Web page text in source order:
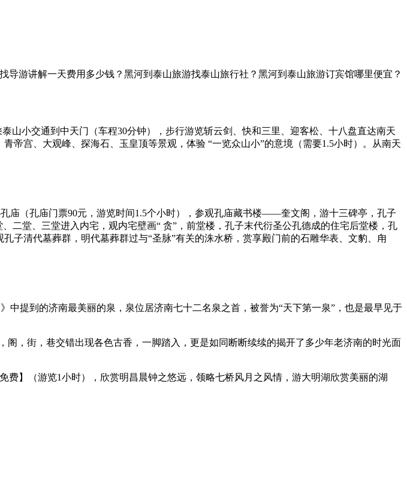
游讲解一天费用多少钱？黑河到泰山旅游找泰山旅行社？黑河到泰山旅游订宾馆哪里便宜？
山小交通到中天门（车程30分钟），步行游览斩云剑、快和三里、迎客松、十八盘直达南天
帝宫、大观峰、探海石、玉皇顶等景观，体验 “一览众山小”的意境（需要1.5小时）。从南天
庙（孔庙门票90元，游览时间1.5个小时），参观孔庙藏书楼——奎文阁，游十三碑亭，孔子
堂、三堂进入内宅，观内宅壁画“ 贪”，前堂楼，孔子末代衍圣公孔德成的住宅后堂楼，孔
清代墓葬群，明代墓葬群过与“圣脉”有关的洙水桥，赏享殿门前的石雕华表、文豹、甪
提到的济南最美丽的泉，泉位居济南七十二名泉之首，被誉为“天下第一泉”，也是最早见于
，街，巷交错出现各色古香，一脚踏入，更是如同断断续续的揭开了多少年老济南的时光面
】（游览1小时），欣赏明昌晨钟之悠远，领略七桥风月之风情，游大明湖欣赏美丽的湖